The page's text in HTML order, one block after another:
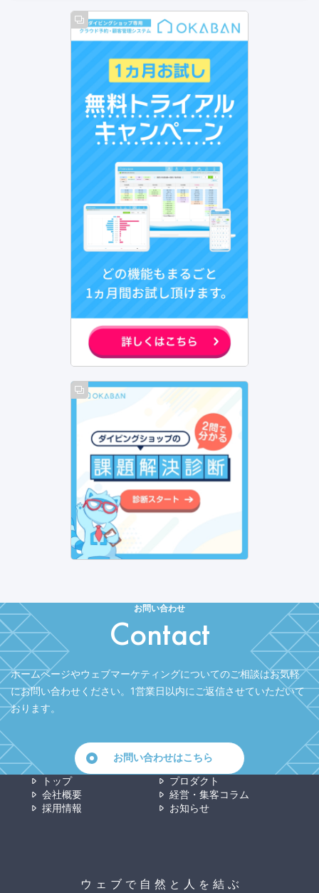
お問い合わせ
Contact
ホームページやウェブマーケティングについてのご相談はお気軽
にお問い合わせください。 1営業日以内にご返信させていただいて
おります。
お問い合わせはこちら
トップ
プロダクト
会社概要
経営・集客コラム
採用情報
お知らせ